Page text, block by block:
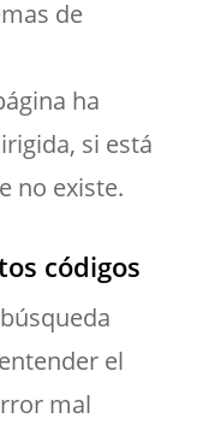
de
ha
si está
no existe.
códigos
el
mal